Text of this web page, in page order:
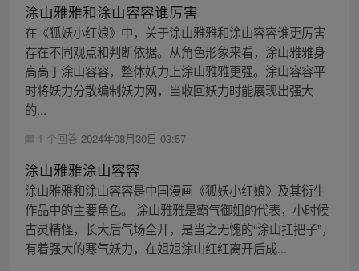
涂山雅雅和涂山容容谁厉害
在《狐妖小红娘》中，关于涂山雅雅和涂山容容谁更厉害
存在不同观点和判断依据。从角色形象来看，涂山雅雅身
高高于涂山容容，整体妖力上涂山雅雅更强。涂山容容平
时将妖力分散编制妖力网，当收回妖力时能展现出强大
的...
1 个回答 2024年08月30日 03:57
涂山雅雅涂山容容
涂山雅雅和涂山容容是中国漫画《狐妖小红娘》及其衍生
作品中的主要角色。 涂山雅雅是霸气御姐的代表，小时候
古灵精怪，长大后气场全开，是当之无愧的“涂山扛把子”，
有着强大的寒气妖力，在姐姐涂山红红离开后成...